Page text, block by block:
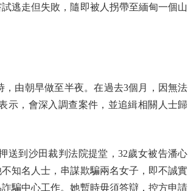
逃走但失敗，隨即被人拐帶至緬甸一個山
由朝早做至半夜。在過去3個月，因無法
示，會深入調查案件，並追緝相關人士歸
到沙田裁判法院提堂，32歲女被告潘心
知名人士，串謀欺騙兩名女子，即不誠實
騙中心工作。她暫時毋須答辯，控方申請